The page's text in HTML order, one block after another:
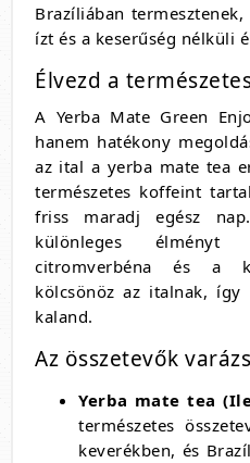
Brazíliában
ízt és a keserűség nélküli
Élvezd a
A Yerba Mate Green
hanem hatékony
az ital a yerba mate tea
természetes koffeint
friss maradj egész
különleges
citromverbéna és a
kölcsönöz az italnak,
kaland.
Az összetevők
Yerba mate tea
természetes
keverékben, és